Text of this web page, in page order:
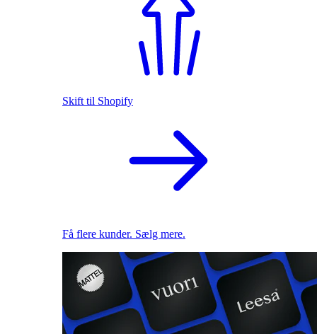
Skift til Shopify
Få flere kunder. Sælg mere.